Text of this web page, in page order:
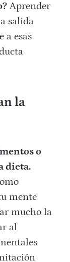
Aprender
salida
a esas
la
o
dieta.
mente
mucho la
al